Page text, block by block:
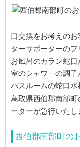
口交換をお考えの
ターサポーターのフ
お風呂のカラン蛇
室のシャワーの調子
バスルームの蛇口水
鳥取県西伯郡南部町
ーターが急行いたし
西伯郡南部町の